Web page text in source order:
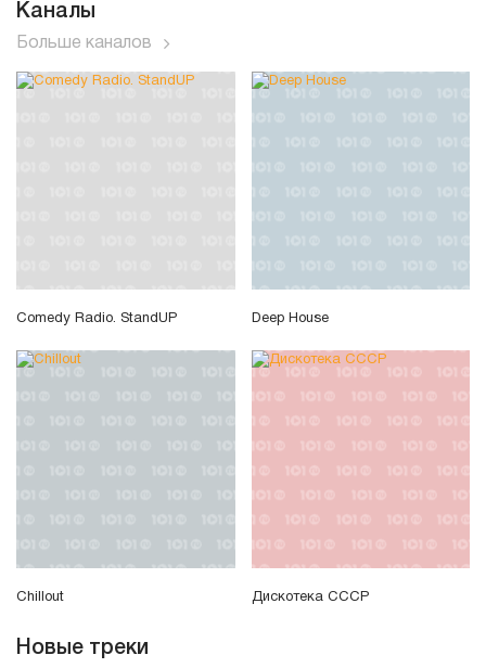
Каналы
Больше каналов
Comedy Radio. StandUP Deep House
Chillout Дискотека СССР
Новые треки